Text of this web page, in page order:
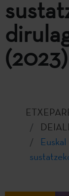
(2023)